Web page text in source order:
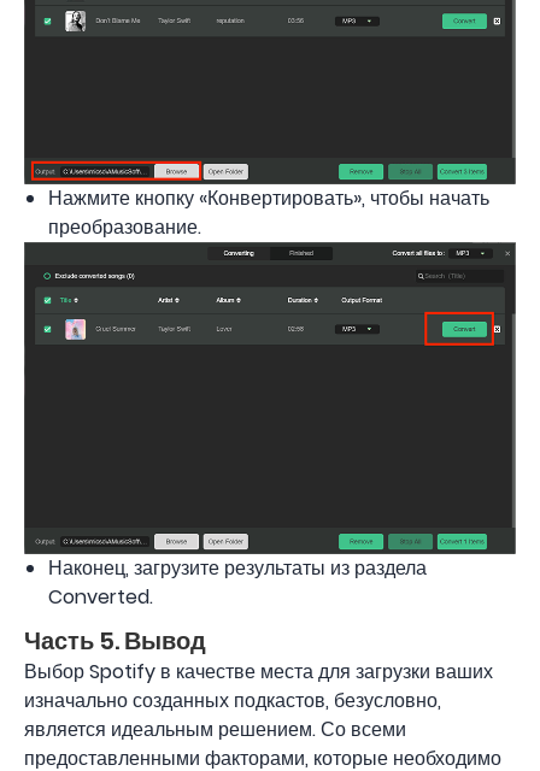
Нажмите кнопку «Конвертировать», чтобы начать
преобразование.
Наконец, загрузите результаты из раздела
Converted.
Часть 5. Вывод
Выбор Spotify в качестве места для загрузки ваших
изначально созданных подкастов, безусловно,
является идеальным решением. Со всеми
предоставленными факторами, которые необходимо